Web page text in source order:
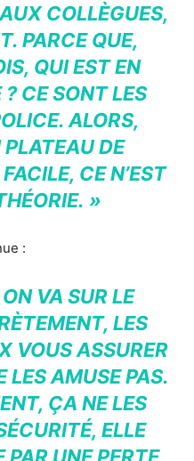
COLLÈGUES,
PARCE QUE,
QUI EST EN
? CE SONT LES
ALORS,
PLATEAU DE
CE N’EST
»
:
VA SUR LE
LES
VOUS ASSURER
LES AMUSE PAS.
ÇA NE LES
ELLE